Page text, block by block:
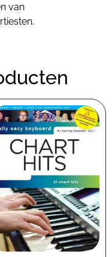
van